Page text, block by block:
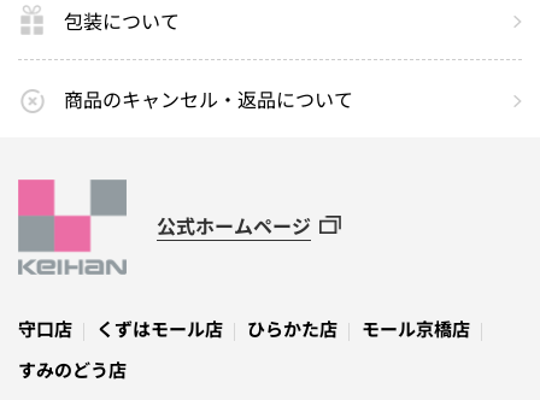
包装について
商品のキャンセル・返品について
公式ホームページ
守口店 くずはモール店 ひらかた店
モール京橋店
すみのどう店